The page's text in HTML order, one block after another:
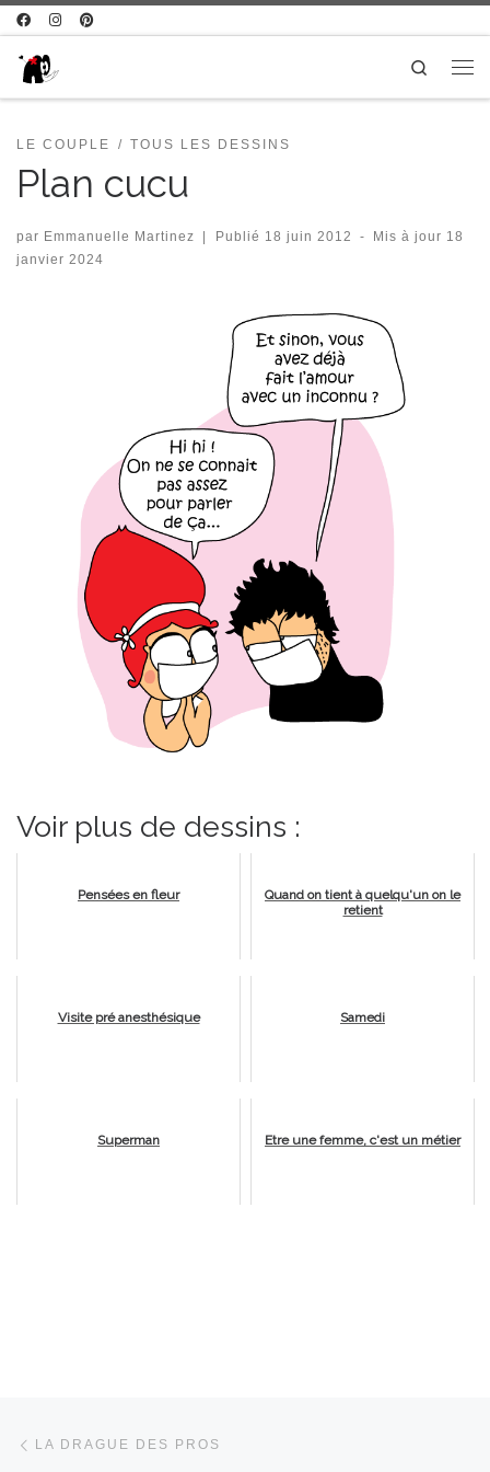
Passer au contenu
Search
LE COUPLE TOUS LES DESSINS
Plan cucu
par Emmanuelle Martinez | Publié 18 juin 2012 - Mis à jour 18
janvier 2024
Voir plus de dessins :
Pensées en fleur
Quand on tient à quelqu'un on le
retient
Visite pré anesthésique Samedi
Superman Etre une femme, c'est un métier
Parcourir les articles
LA DRAGUE DES PROS